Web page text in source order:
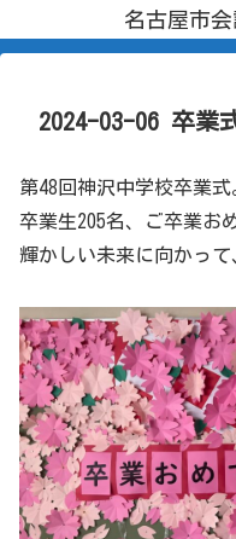
名古屋市
2024-03-06 卒業
第48回神沢中学校卒業式
卒業生205名、ご卒業お
輝かしい未来に向かって